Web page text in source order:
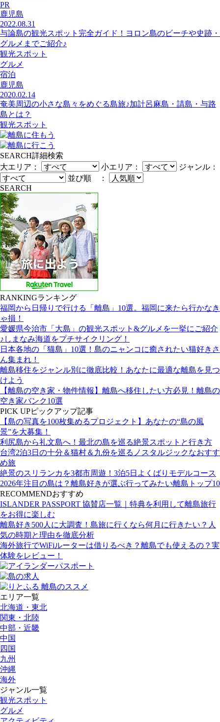
PR
鹿児島
2022.08.31
与論島の観光スポット完全ガイド！ヨロン島のビーチや史跡・
グルメまでご紹介♪
観光スポット
グルメ
宿泊
鹿児島
2020.02.14
奄美周辺の小さな島々をめぐる島旅♪加計呂麻島・請島・与路
島とは？
観光スポット
SEARCH詳細検索
大エリア：
小エリア：
ジャンル：
並び順 ：
SEARCH
RANKINGランキング
福岡から日帰りで行ける「離島」10選。福岡に来たら行かなき
ゃ損！
愛媛県今治市「大島」の観光スポット&グルメを一挙にご紹介
♪しまなみ海道をプチサイクリング！
日本各地の「猫島」10選！島のニャンコに癒されたい猫好きさ
ん集まれ！
離島移住をジャンル別に徹底比較！あなたに最適な離島を見つ
けよう
【離島の空き家・物件情報】離島へ移住したい方必見！離島の
空き家バンク10選
PICK UPピックアップ記事
【島の写真を100枚集めるプロジェクト】あなたの“島の風
景”を大募集！
利尻島から礼文島へ！最北の島を巡る絶景スポットと行き方
台湾2泊3日の十分＆猫村＆九份を巡るノスタルジックなおすす
め旅
絶景のスリランカを3都市周遊！3泊5日よくばりモデルコース
2026年注目の島は？離島好きが選ぶ行ってみたい離島トップ10
RECOMMENDおすすめ
ISLANDER PASSPORT 協賛店一覧｜特典を利用して離島旅行
をお得に楽しむ
離島好き500人に大調査！島旅に行くなら何月に行きたい？人
気の時期と理由を徹底分析
海外旅行でWiFiルーターは借りるべき？離島でも使えるの？実
体験をレビュー！
エリア一覧
北海道・東北
関東・北陸
中部・近畿
中国
四国
九州
沖縄
海外
ジャンル一覧
観光スポット
グルメ